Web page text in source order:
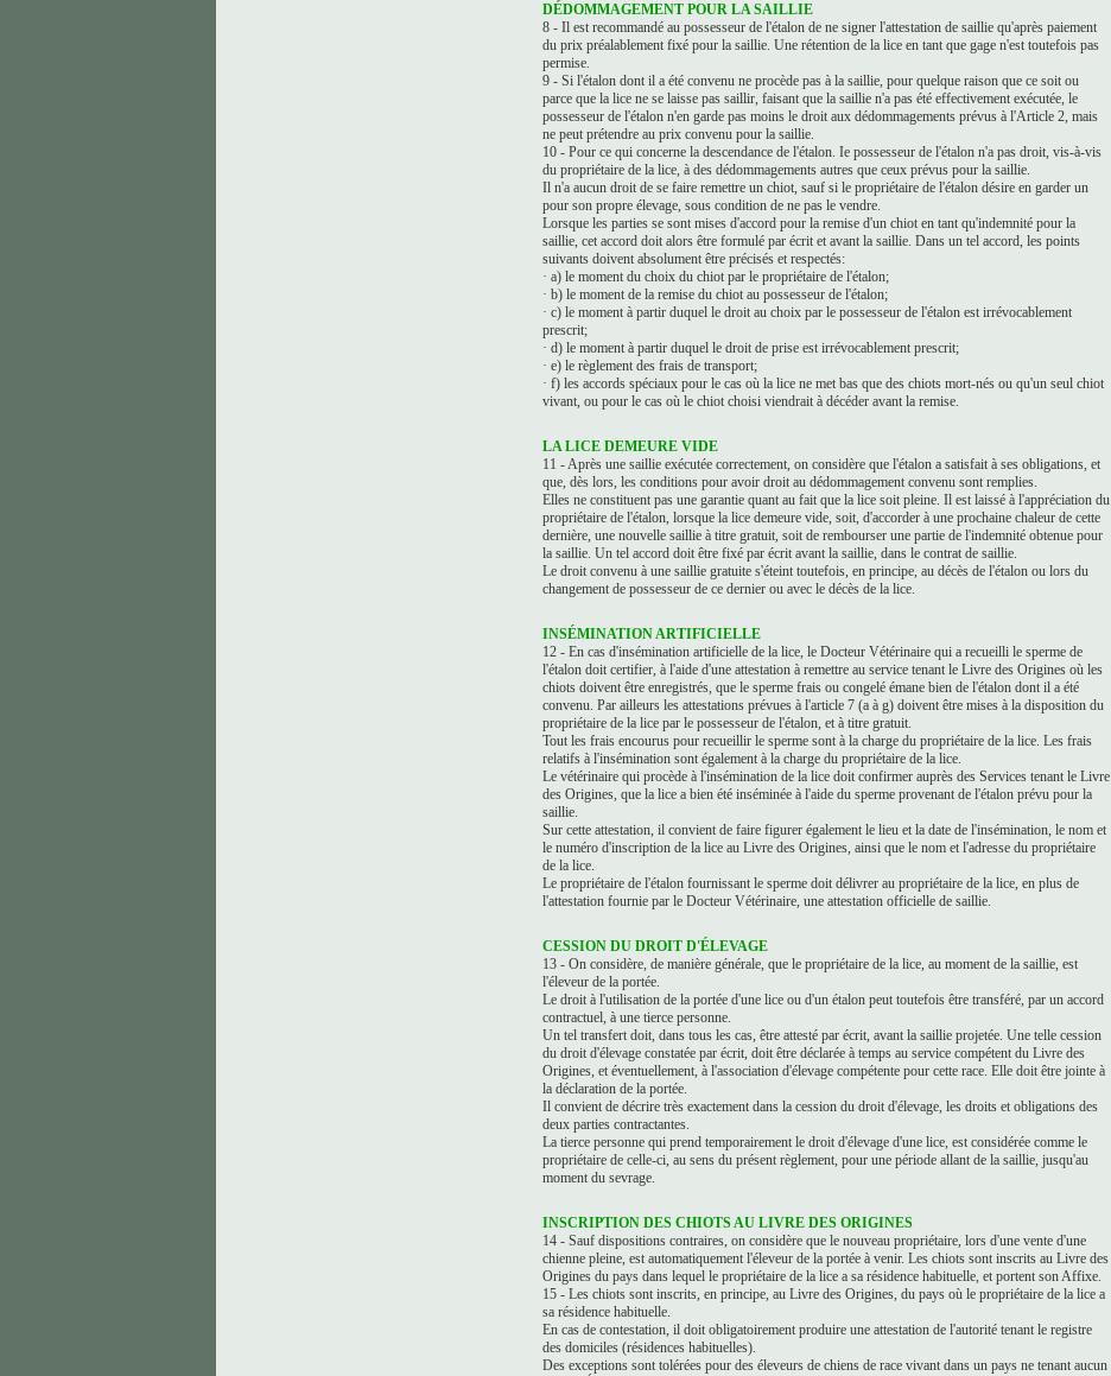
DÉDOMMAGEMENT POUR LA SAILLIE
8 - Il est recommandé au possesseur de l'étalon de ne signer l'attestation de saillie qu'après paiement
du prix préalablement fixé pour la saillie. Une rétention de la lice en tant que gage n'est toutefois pas
permise.
9 - Si l'étalon dont il a été convenu ne procède pas à la saillie, pour quelque raison que ce soit ou
parce que la lice ne se laisse pas saillir, faisant que la saillie n'a pas été effectivement exécutée, le
possesseur de l'étalon n'en garde pas moins le droit aux dédommagements prévus à l'Article 2, mais
ne peut prétendre au prix convenu pour la saillie.
10 - Pour ce qui concerne la descendance de l'étalon. Ie possesseur de l'étalon n'a pas droit, vis-à-vis
du propriétaire de la lice, à des dédommagements autres que ceux prévus pour la saillie.
Il n'a aucun droit de se faire remettre un chiot, sauf si le propriétaire de l'étalon désire en garder un
pour son propre élevage, sous condition de ne pas le vendre.
Lorsque les parties se sont mises d'accord pour la remise d'un chiot en tant qu'indemnité pour la
saillie, cet accord doit alors être formulé par écrit et avant la saillie. Dans un tel accord, les points
suivants doivent absolument être précisés et respectés:
· a) le moment du choix du chiot par le propriétaire de l'étalon;
· b) le moment de la remise du chiot au possesseur de l'étalon;
· c) le moment à partir duquel le droit au choix par le possesseur de l'étalon est irrévocablement
prescrit;
· d) le moment à partir duquel le droit de prise est irrévocablement prescrit;
· e) le règlement des frais de transport;
· f) les accords spéciaux pour le cas où la lice ne met bas que des chiots mort-nés ou qu'un seul chiot
vivant, ou pour le cas où le chiot choisi viendrait à décéder avant la remise.
LA LICE DEMEURE VIDE
11 - Après une saillie exécutée correctement, on considère que l'étalon a satisfait à ses obligations, et
que, dès lors, les conditions pour avoir droit au dédommagement convenu sont remplies.
Elles ne constituent pas une garantie quant au fait que la lice soit pleine. Il est laissé à l'appréciation du
propriétaire de l'étalon, lorsque la lice demeure vide, soit, d'accorder à une prochaine chaleur de cette
dernière, une nouvelle saillie à titre gratuit, soit de rembourser une partie de l'indemnité obtenue pour
la saillie. Un tel accord doit être fixé par écrit avant la saillie, dans le contrat de saillie.
Le droit convenu à une saillie gratuite s'éteint toutefois, en principe, au décès de l'étalon ou lors du
changement de possesseur de ce dernier ou avec le décès de la lice.
INSÉMINATION ARTIFICIELLE
12 - En cas d'insémination artificielle de la lice, le Docteur Vétérinaire qui a recueilli le sperme de
l'étalon doit certifier, à l'aide d'une attestation à remettre au service tenant le Livre des Origines où les
chiots doivent être enregistrés, que le sperme frais ou congelé émane bien de l'étalon dont il a été
convenu. Par ailleurs les attestations prévues à l'article 7 (a à g) doivent être mises à la disposition du
propriétaire de la lice par le possesseur de l'étalon, et à titre gratuit.
Tout les frais encourus pour recueillir le sperme sont à la charge du propriétaire de la lice. Les frais
relatifs à l'insémination sont également à la charge du propriétaire de la lice.
Le vétérinaire qui procède à l'insémination de la lice doit confirmer auprès des Services tenant le Livre
des Origines, que la lice a bien été inséminée à l'aide du sperme provenant de l'étalon prévu pour la
saillie.
Sur cette attestation, il convient de faire figurer également le lieu et la date de l'insémination, le nom et
le numéro d'inscription de la lice au Livre des Origines, ainsi que le nom et l'adresse du propriétaire
de la lice.
Le propriétaire de l'étalon fournissant le sperme doit délivrer au propriétaire de la lice, en plus de
l'attestation fournie par le Docteur Vétérinaire, une attestation officielle de saillie.
CESSION DU DROIT D'ÉLEVAGE
13 - On considère, de manière générale, que le propriétaire de la lice, au moment de la saillie, est
l'éleveur de la portée.
Le droit à l'utilisation de la portée d'une lice ou d'un étalon peut toutefois être transféré, par un accord
contractuel, à une tierce personne.
Un tel transfert doit, dans tous les cas, être attesté par écrit, avant la saillie projetée. Une telle cession
du droit d'élevage constatée par écrit, doit être déclarée à temps au service compétent du Livre des
Origines, et éventuellement, à l'association d'élevage compétente pour cette race. Elle doit être jointe à
la déclaration de la portée.
Il convient de décrire très exactement dans la cession du droit d'élevage, les droits et obligations des
deux parties contractantes.
La tierce personne qui prend temporairement le droit d'élevage d'une lice, est considérée comme le
propriétaire de celle-ci, au sens du présent règlement, pour une période allant de la saillie, jusqu'au
moment du sevrage.
INSCRIPTION DES CHIOTS AU LIVRE DES ORIGINES
14 - Sauf dispositions contraires, on considère que le nouveau propriétaire, lors d'une vente d'une
chienne pleine, est automatiquement l'éleveur de la portée à venir. Les chiots sont inscrits au Livre des
Origines du pays dans lequel le propriétaire de la lice a sa résidence habituelle, et portent son Affixe.
15 - Les chiots sont inscrits, en principe, au Livre des Origines, du pays où le propriétaire de la lice a
sa résidence habituelle.
En cas de contestation, il doit obligatoirement produire une attestation de l'autorité tenant le registre
des domiciles (résidences habituelles).
Des exceptions sont tolérées pour des éleveurs de chiens de race vivant dans un pays ne tenant aucun